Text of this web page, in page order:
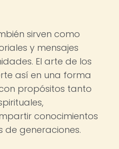
sirven como
y mensajes
El arte de los
así en una forma
propósitos tanto
conocimientos
de generaciones.